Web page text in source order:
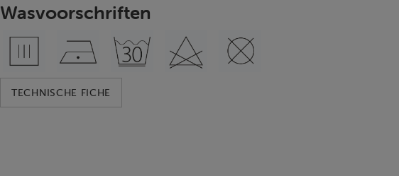
Wasvoorschriften
TECHNISCHE FICHE